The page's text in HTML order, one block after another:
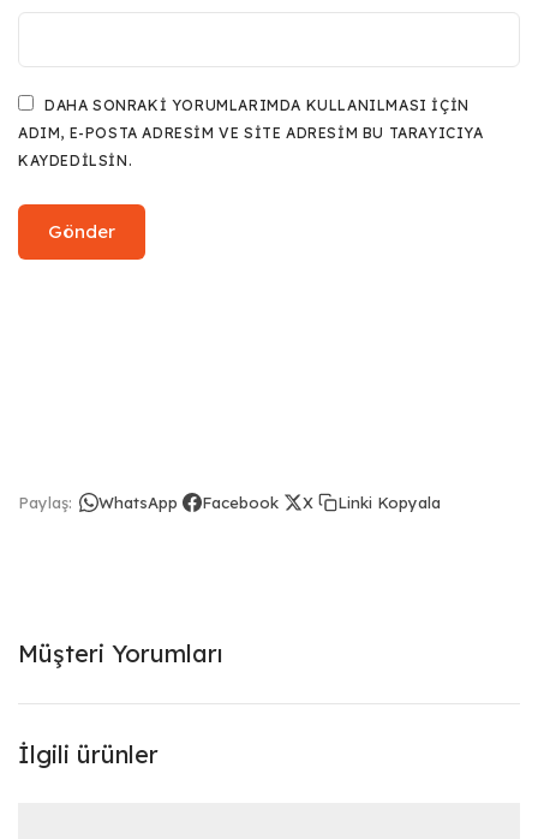
DAHA SONRAKI YORUMLARIMDA KULLANILMASI IÇIN
ADIM, E-POSTA ADRESIM VE SITE ADRESIM BU TARAYICIYA
KAYDEDILSIN.
Paylaş: WhatsApp Facebook X Linki Kopyala
Müşteri Yorumları
İlgili ürünler